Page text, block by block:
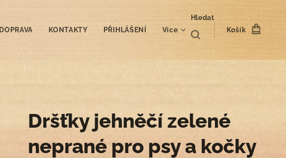
DOPRAVA KONTAKTY PŘIHLÁŠENÍ Více
Hledat
Košík
Dršťky jehněčí zelené
neprané pro psy a kočky